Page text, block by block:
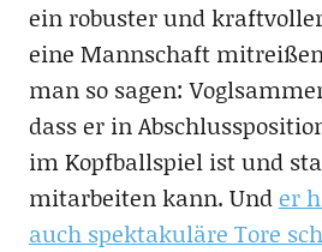
ein robuster und
eine Mannschaft
man so sagen:
dass er in
im Kopfballspiel ist und
mitarbeiten kann. Und er
auch spektakuläre Tore